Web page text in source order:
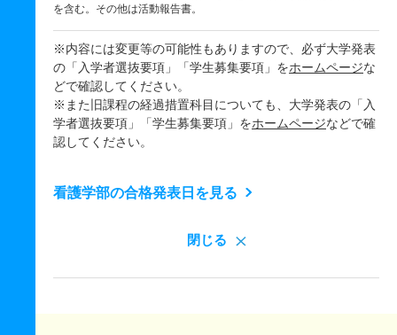
を含む。その他は活動報告書。
※内容には変更等の可能性もありますので、必ず大学発表
の「入学者選抜要項」「学生募集要項」をホームページな
どで確認してください。
※また旧課程の経過措置科目についても、大学発表の「入
学者選抜要項」「学生募集要項」をホームページなどで確
認してください。
看護学部の合格発表日を見る
閉じる